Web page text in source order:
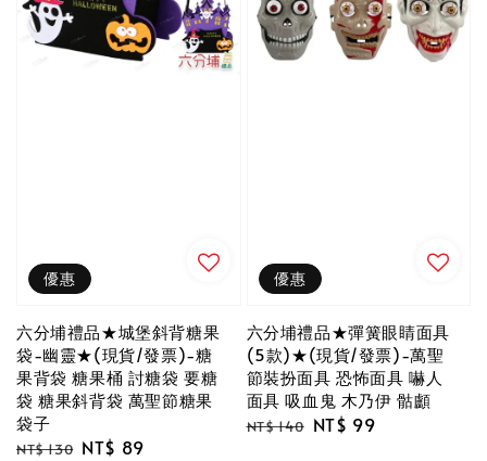
優惠
六分埔禮品★城堡斜背糖果
袋-幽靈★(現貨/發票)-糖
果背袋 糖果桶 討糖袋 要糖
袋 糖果斜背袋 萬聖節糖果
袋子
Regular
NT$ 130 Sale
NT$ 89
優惠
六分埔禮品★彈簧眼睛面具
(5款)★(現貨/發票)-萬聖
節裝扮面具 恐怖面具 嚇人
面具 吸血鬼 木乃伊 骷顱
Regular
NT$ 140 Sale
NT$ 99